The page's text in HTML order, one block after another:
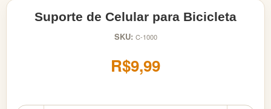
Suporte de Celular para Bicicleta
SKU: C-1000
R$9,99